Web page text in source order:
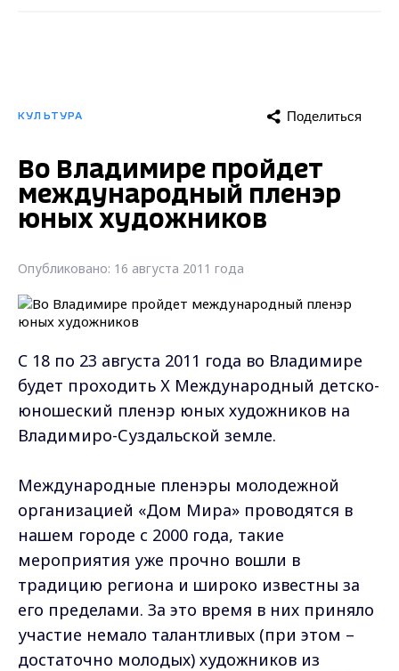
КУЛЬТУРА Поделиться
Во Владимире пройдет
международный пленэр
юных художников
Опубликовано: 16 августа 2011 года
C 18 по 23 августа 2011 года во Владимире
будет проходить Х Международный детско-
юношеский пленэр юных художников на
Владимиро-Суздальской земле.
Международные пленэры молодежной
организацией «Дом Мира» проводятся в
нашем городе с 2000 года, такие
мероприятия уже прочно вошли в
традицию региона и широко известны за
его пределами. За это время в них приняло
участие немало талантливых (при этом –
достаточно молодых) художников из